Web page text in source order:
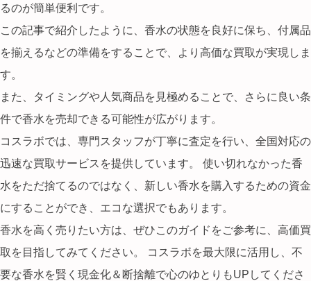
るのが簡単便利です。
この記事で紹介したように、香水の状態を良好に保ち、付属品
を揃えるなどの準備をすることで、より高価な買取が実現しま
す。
また、タイミングや人気商品を見極めることで、さらに良い条
件で香水を売却できる可能性が広がります。
コスラボでは、専門スタッフが丁寧に査定を行い、全国対応の
迅速な買取サービスを提供しています。 使い切れなかった香
水をただ捨てるのではなく、新しい香水を購入するための資金
にすることができ、 エコな選択でもあります。
香水を高く売りたい方は、ぜひこのガイドをご参考に、高価買
取を目指してみてください。 コスラボを最大限に活用し、不
要な香水を賢く現金化＆断捨離で心のゆとりもUP してくださ